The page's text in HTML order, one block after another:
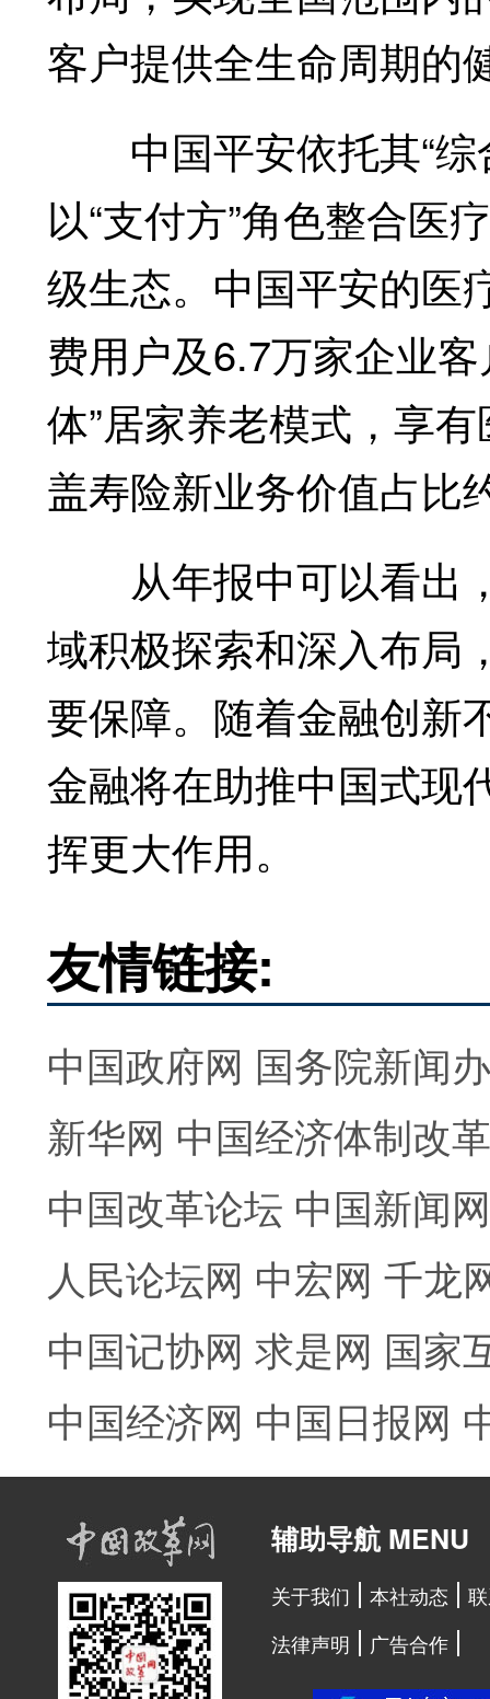
客户提供全生命周期的
中国平安依托其“综
以“支付方”角色整合医
级生态。中国平安的医
费用户及6.7万家企业
体”居家养老模式，享
盖寿险新业务价值占比
从年报中可以看出
域积极探索和深入布局
要保障。随着金融创新
金融将在助推中国式现
挥更大作用。
友情链接:
中国政府网 国务院新闻
新华网 中国经济体制改
中国改革论坛 中国新闻网
人民论坛网 中宏网 千龙
中国记协网 求是网 国家
中国经济网 中国日报网
辅助导航 MENU
关于我们 本社动态
法律声明
广告合作